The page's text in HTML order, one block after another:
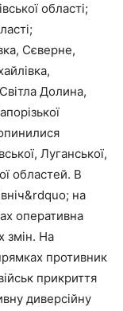
області;
Сєверне,
Долина,
Луганської,
областей. В
на
оперативна
змін. На
противник
прикриття
диверсійну